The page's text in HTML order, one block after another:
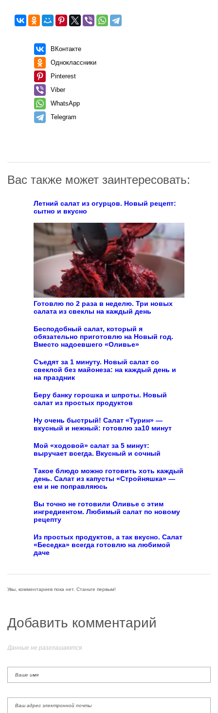
ВКонтакте
Одноклассники
Pinterest
Viber
WhatsApp
Telegram
Вас также может заинтересовать:
Летний салат из огурцов. Новый рецепт:
сытно и вкусно
Готовлю по 2 раза в неделю. Три новых
салата из свеклы на каждый день
Бесподобный салат, который я
обязательно приготовлю на Новый год.
Вместо надоевшего «Оливье»
Съедят за 1 минуту. Новый салат со
свеклой без майонеза: на каждый день и
на праздник
Беру банку горошка и шпроты. Новый
салат из простых продуктов
Ну очень быстрый! Салат «Турин» —
вкусный и нежный: готовлю за10 минут
Мой «ходовой» салат за 5 минут:
выручает всегда. Вкусный и сочный
Такое блюдо можно готовить хоть каждый
день. Салат из капусты «Стройняшка» —
ем и не поправляюсь
Вы точно не готовили Оливье с этим
ингредиентом. Любимый салат по новому
рецепту
Из простых продуктов, а так вкусно. Салат
«Беседка» всегда готовлю на любимой
даче
Увы, комментариев пока нет. Станьте первым!
Добавить комментарий
Данные не разглашаются